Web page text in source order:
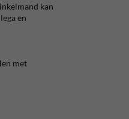
kan
en
met